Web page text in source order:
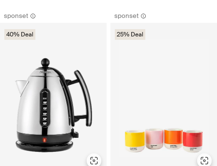
sponset
40% Deal
sponset
25% Deal